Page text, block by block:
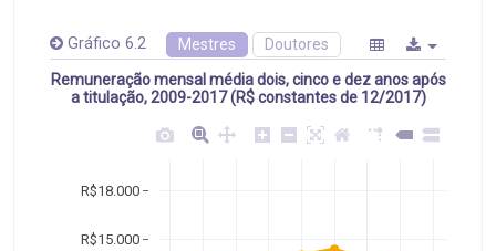
Gráfico 6.2 Mestres Doutores
Remuneração mensal média dois, cinco e dez anos após
a titulação, 2009-2017 (R$ constantes de 12/2017)
R$15.000
R$18.000